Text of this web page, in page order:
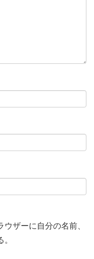
ザーに自分の名前、